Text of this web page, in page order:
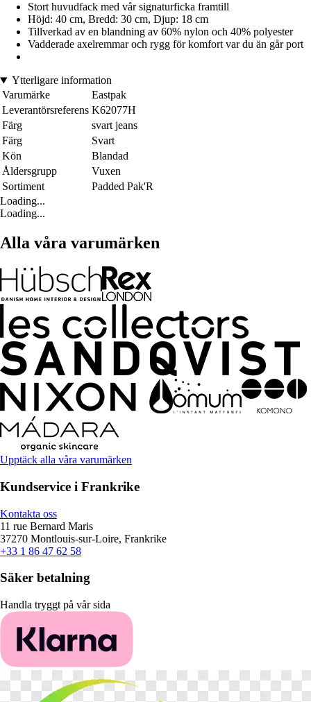
Stort huvudfack med vår signaturficka framtill
Höjd: 40 cm, Bredd: 30 cm, Djup: 18 cm
Tillverkad av en blandning av 60% nylon och 40% polyester
Vadderade axelremmar och rygg för komfort var du än går port
Ytterligare information
Varumärke
Eastpak
Leverantörsreferens K62077H
Färg
svart jeans
Färg
Svart
Kön
Blandad
Åldersgrupp
Vuxen
Sortiment
Padded Pak'R
Loading...
Loading...
Alla våra varumärken
Upptäck alla våra varumärken
Kundservice i Frankrike
Kontakta oss
11 rue Bernard Maris
37270 Montlouis-sur-Loire, Frankrike
+33 1 86 47 62 58
Säker betalning
Handla tryggt på vår sida